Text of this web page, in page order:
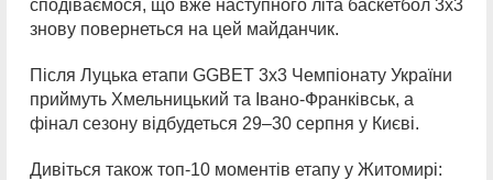
сподіваємося, що вже наступного літа баскетбол 3х3
знову повернеться на цей майданчик.
Після Луцька етапи GGBET 3х3 Чемпіонату України
приймуть Хмельницький та Івано-Франківськ, а
фінал сезону відбудеться 29–30 серпня у Києві.
Дивіться також топ-10 моментів етапу у Житомирі: